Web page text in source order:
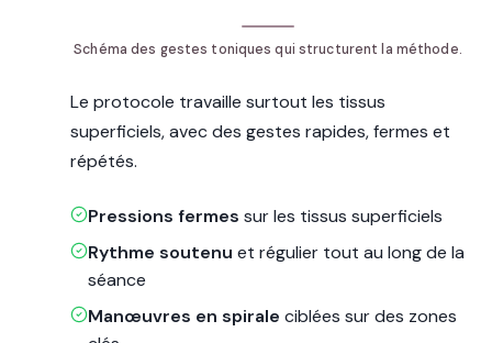
Schéma des gestes toniques qui structurent la méthode.
Le protocole travaille surtout les tissus
superficiels, avec des gestes rapides, fermes et
répétés.
Pressions fermes sur les tissus superficiels
Rythme soutenu et régulier tout au long de la
séance
Manœuvres en spirale ciblées sur des zones